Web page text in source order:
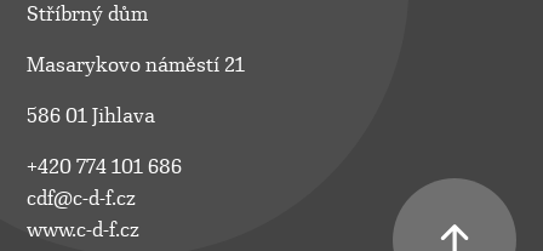
Stříbrný dům
Masarykovo náměstí 21
586 01 Jihlava
+420 774 101 686
cdf@c-d-f.cz
www.c-d-f.cz